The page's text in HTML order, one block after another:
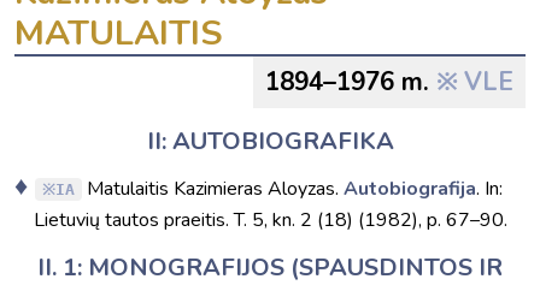
MATULAITIS
1894–1976 m. VLE
II: AUTOBIOGRAFIKA
IA Matulaitis Kazimieras Aloyzas. Autobiografija. In:
Lietuvių tautos praeitis. T. 5, kn. 2 (18) (1982), p. 67–90.
II. 1: MONOGRAFIJOS (SPAUSDINTOS IR